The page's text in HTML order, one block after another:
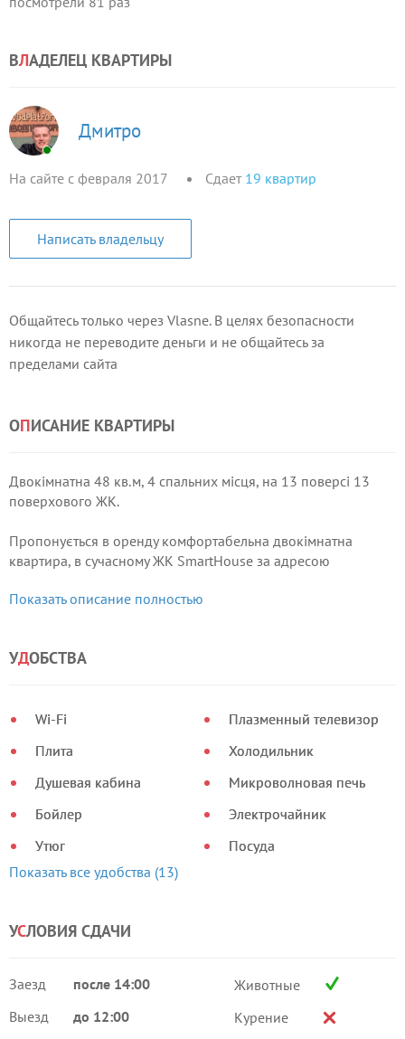
ВЛАДЕЛЕЦ КВАРТИРЫ
Дмитро
На сайте с февраля 2017 Сдает 19 квартир
Написать владельцу
Общайтесь только через Vlasne. В целях безопасности
никогда не переводите деньги и не общайтесь за
пределами сайта
ОПИСАНИЕ КВАРТИРЫ
Двокімнатна 48 кв.м, 4 спальних місця, на 13 поверсі 13
поверхового ЖК.
Пропонується в оренду комфортабельна двокімнатна
квартира, в сучасному ЖК SmartHouse за адресою
Показать описание полностью
УДОБСТВА
Wi-Fi
Плита
Душевая кабина
Бойлер
Утюг
Плазменный телевизор
Холодильник
Микроволновая печь
Электрочайник
Посуда
Показать все удобства (13)
УСЛОВИЯ СДАЧИ
Заезд
после 14:00
Выезд
до 12:00
Животные
Курение